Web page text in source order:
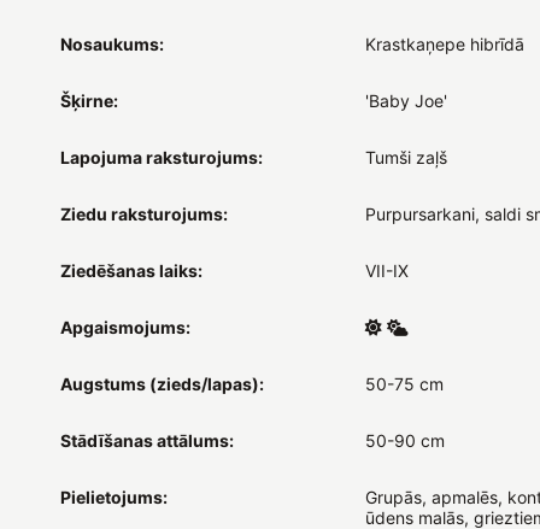
Nosaukums: Krastkaņepe hibrīdā
Šķirne: 'Baby Joe'
Lapojuma raksturojums: Tumši zaļš
Ziedu raksturojums: Purpursarkani, saldi
Ziedēšanas laiks: VII-IX
Apgaismojums:
Augstums (zieds/lapas): 50-75 cm
Stādīšanas attālums: 50-90 cm
Pielietojums:
Grupās, apmalēs,
ūdens malās,